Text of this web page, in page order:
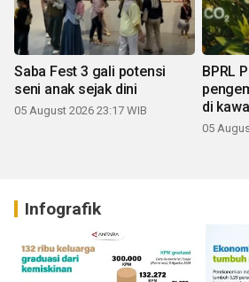
Saba Fest 3 gali potensi
seni anak sejak dini
05 August 2026 23:17 WIB
BPRL
di
05
Infografik